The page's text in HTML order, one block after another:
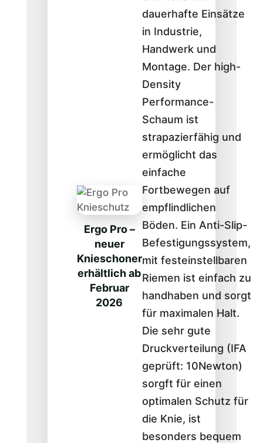
Ergo Pro –
neuer
Knieschoner
erhältlich ab
Februar
2026
dauerhafte Einsätze
in Industrie,
Handwerk und
Montage. Der high-
Density
Performance-
Schaum ist
strapazierfähig und
ermöglicht das
einfache
Fortbewegen auf
empflindlichen
Böden. Ein Anti-Slip-
Befestigungssystem,
mit festeinstellbaren
Riemen ist einfach zu
handhaben und sorgt
für maximalen Halt.
Die sehr gute
Druckverteilung (IFA
geprüft: 10Newton)
sorgft für einen
optimalen Schutz für
die Knie, ist
besonders bequem